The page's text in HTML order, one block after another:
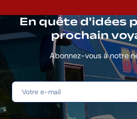
En quête d'idées
prochain
Abonnez-vous à notre